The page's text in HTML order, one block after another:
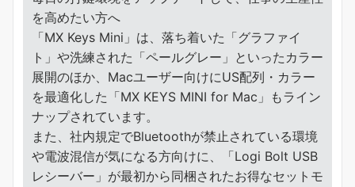
を高めたい方へ
「MX Keys Mini」は、落ち着いた「グラファイ
ト」や洗練された「ペールグレー」といったカラー
展開のほか、Macユーザー向けにUS配列・カラー
を最適化した「MX KEYS MINI for Mac」もライン
ナップされています。
また、社内規定でBluetoothが禁止されている環境
や電波混信が気になる方向けに、「Logi Bolt USB
レシーバー」が最初から同梱されたお得なセットモ